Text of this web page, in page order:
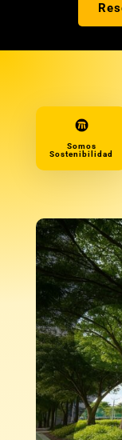
Somos
Sostenibilidad